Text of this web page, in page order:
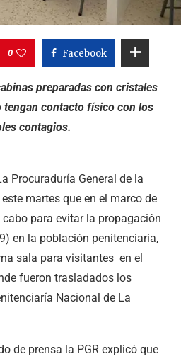
0 Facebook
preparadas con cristales
tengan contacto físico con los
contagios.
Procuraduría General de la
martes que en el marco de
cabo para evitar la propagación
en la población penitenciaria,
sala para visitantes en el
fueron trasladados los
Nacional de La
de prensa la PGR explicó que